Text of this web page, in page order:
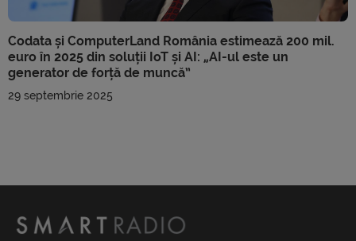
Codata și ComputerLand România estimează 200 mil.
euro în 2025 din soluții IoT și AI: „AI-ul este un
generator de forță de muncă”
29 septembrie 2025